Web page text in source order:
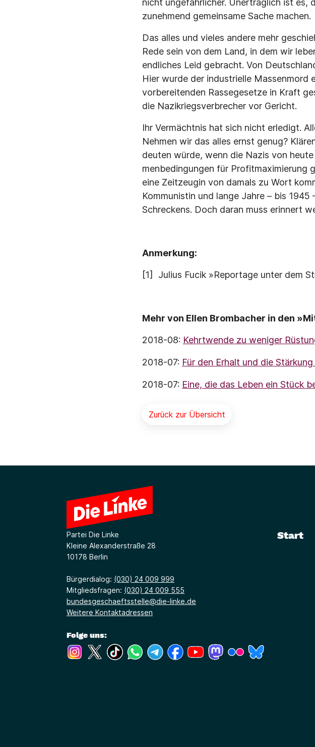
nicht ungefährlicher. Unerträglich ist es,
zunehmend gemeinsame Sache machen.
Das alles und vieles andere mehr
Rede sein von dem Land, in dem wir
endliches Leid gebracht. Von
Hier wurde der industrielle
vorbereitenden Rassegesetze in Kraft
die Nazikriegsverbrecher vor Gericht.
Ihr Vermächtnis hat sich nicht erledigt.
Nehmen wir das alles ernst genug?
deuten würde, wenn die Nazis von
menbedingungen für Profitmaximierung
eine Zeitzeugin von damals zu Wort
Kommunistin und lange Jahre – bis
Schreckens. Doch daran muss erinnert
Anmerkung:
[1] Julius Fucik »Reportage unter dem
Mehr von Ellen Brombacher in den
2018-08: Kehrtwende zu weniger
2018-07: Für den Erhalt und die
2018-07: Eine, die das Leben ein Stück
Zurück zur Übersicht
Partei Die Linke
Kleine Alexanderstraße 28
10178 Berlin
Bürgerdialog: (030) 24 009 999
Mitgliedsfragen: (030) 24 009 555
bundesgeschaeftsstelle@die-linke.de
Weitere Kontaktadressen
Folge uns:
(Link öffnet ein neues Fenster)
(Link öffnet ein neues Fenster)
(Link öffnet ein neues Fenster)
(Link öffnet ein neues Fenster)
(Link öffnet ein neues Fenster)
(Link öffnet ein neues Fenster)
(Link öffnet ein neues Fenster)
(Link öffnet ein neues
(Link öffnet ein
Start